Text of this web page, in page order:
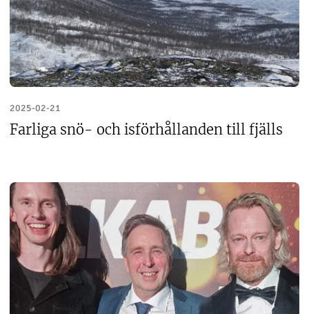
2025-02-21
Farliga snö- och isförhållanden till fjälls